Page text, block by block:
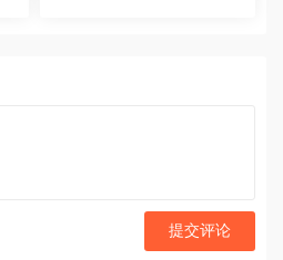
提交评论